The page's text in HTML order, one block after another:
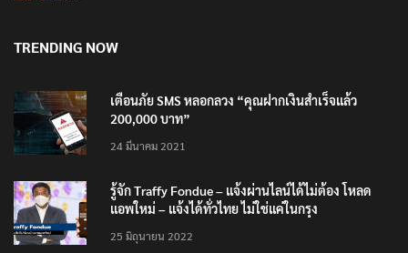
TRENDING NOW
เตือนภัย SMS หลอกลวง “คุณฝากเงินสำเร็จแล้ว
200,000 บาท”
24 มีนาคม 2021
รู้จัก Traffy Fondue – แจ้งผ่านไลน์ได้ไม่ต้อง โหลด
แอพใหม่ – แจ้งได้ทั่วไทย ไม่ใช่แค่ในกรุง
25 มิถุนายน 2022